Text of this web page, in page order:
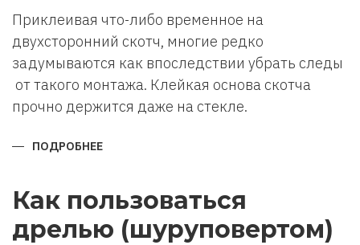
Приклеивая что-либо временное на
двухсторонний скотч, многие редко
задумываются как впоследствии убрать следы
от такого монтажа. Клейкая основа скотча
прочно держится даже на стекле.
ПОДРОБНЕЕ
ДВУХСТОРОННЕГО
СКОТЧА
Как пользоваться
дрелью (шуруповертом)